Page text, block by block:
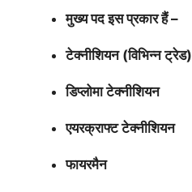
मुख्य पद इस प्रकार हैं –
टेक्नीशियन (विभिन्न ट्रेड)
डिप्लोमा टेक्नीशियन
एयरक्राफ्ट टेक्नीशियन
फायरमैन